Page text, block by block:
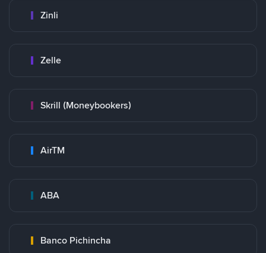
Zinli
Zelle
Skrill (Moneybookers)
AirTM
ABA
Banco Pichincha